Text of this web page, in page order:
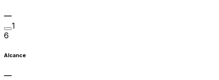
1
6
Alcance